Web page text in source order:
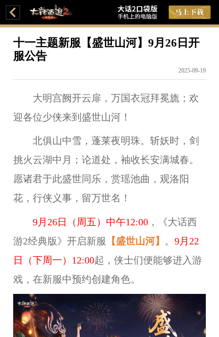
十一主题新服【盛世山河】9月26日开
服公告
2025-09-19
大明宫阙开云扉，万国衣冠拜冕旒；欢
迎各位少侠来到盛世山河！
北俱山中雪，蓬莱夜明珠。斩妖时，剑
挑火云湖中月；论道处，袖收长安满城春。
愿诸君于此盛世同乐，赏瑶池曲，观洛阳
花，行侠义事，留万世名！
9月 26日（ 周五 ） 中午12:00，《大话西
游2经典版》开启新服 【盛世山河】 。 9月22
日
（下周一） 12:00起，侠士们便能够进入游
戏，在新服中预约创建角色。